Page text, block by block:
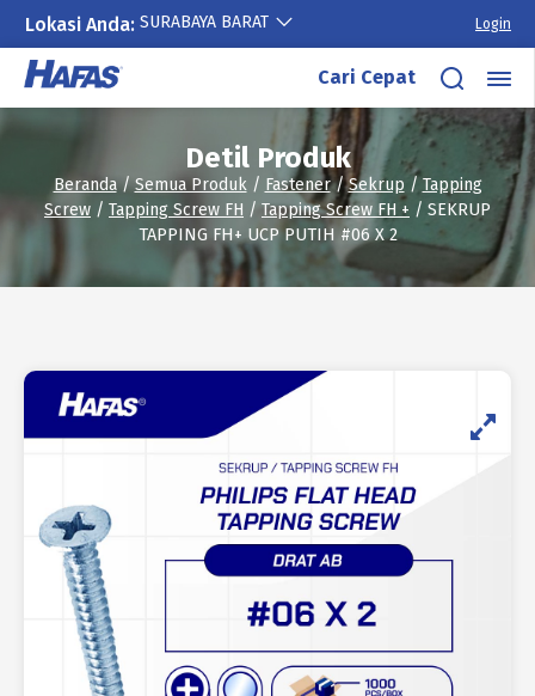
Lokasi Anda: SURABAYA BARAT Login
Lewati
konten
Cari Cepat
Detil Produk
Beranda/Semua Produk/ Fastener/Sekrup / Tapping
Screw / Tapping Screw FH / Tapping Screw FH + / SEKRUP
TAPPING FH+ UCP PUTIH #06 X 2